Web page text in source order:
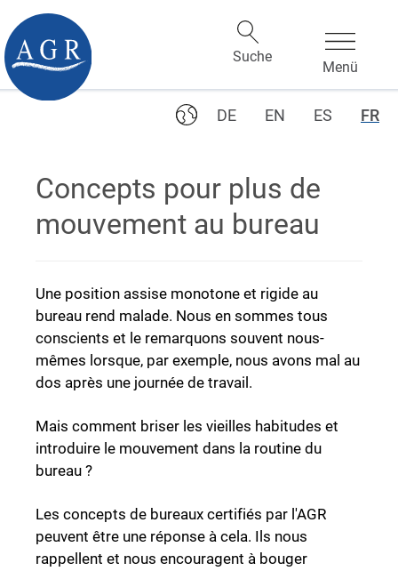
DE EN ES FR
Concepts pour plus de
mouvement au bureau
Une position assise monotone et rigide au
bureau rend malade. Nous en sommes tous
conscients et le remarquons souvent nous-
mêmes lorsque, par exemple, nous avons mal au
dos après une journée de travail.
Mais comment briser les vieilles habitudes et
introduire le mouvement dans la routine du
bureau ?
Les concepts de bureaux certifiés par l'AGR
peuvent être une réponse à cela. Ils nous
rappellent et nous encouragent à bouger